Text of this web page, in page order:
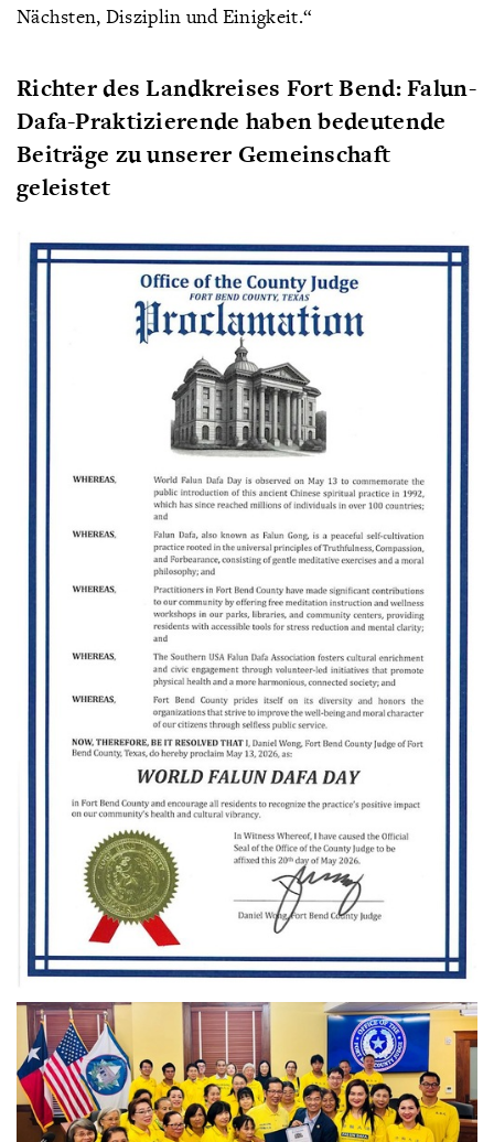
Nächsten, Disziplin und Einigkeit.“
Richter des Landkreises Fort Bend: Falun-
Dafa-Praktizierende haben bedeutende
Beiträge zu unserer Gemeinschaft
geleistet